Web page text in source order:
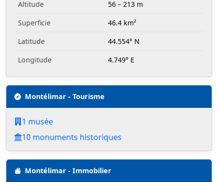
Altitude
56 – 213 m
Superficie
46.4 km²
Latitude
44.554° N
Longitude
4.749° E
Montélimar - Tourisme
1 musée
10 monuments historiques
Montélimar - Immobilier